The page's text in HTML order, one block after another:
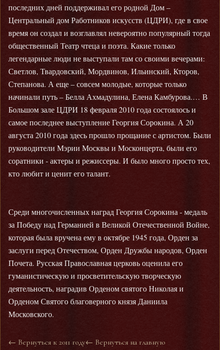
последних дней поддерживал его родной Дом –
Центральный дом Работников искусств (ЦДРИ), где в свое
время он создал и возглавлял невероятно популярный тогда
общественный Театр чтеца и поэта. Какие только
легендарные люди не выступали там со своими вечерами:
Светлов, Твардовский, Мордвинов, Ильинский, Кторов,
Степанова. А еще – совсем молодые, которые только
начинали путь – Белла Ахмадулина, Елена Камбурова.… В
Большом зале ЦДРИ 18 февраля 2010 года состоялось и
самое последнее выступление Георгия Сорокина. А 20
августа 2010 года здесь прошло прощание с артистом. Были
руководители Мэрии Москвы и Москонцерта, были его
соратники - актеры и режиссеры. И было много просто тех,
кто любит и ценит его талант.
Среди многочисленных наград Георгия Сорокина - медаль
за Победу над Германией в Великой Отечественной Войне,
которая была вручена ему в октябре 1945 года, Орден за
заслуги перед Отечеством, Орден Дружбы народов, Орден
Почета. Русская Православная церковь оценила его
гуманистическую и просветительскую творческую
деятельность, наградив Орденом святого Николая и
Орденом Святого благоверного князя Даниила
Московского.
← Вернуться к 2011 году← Вернуться на главную